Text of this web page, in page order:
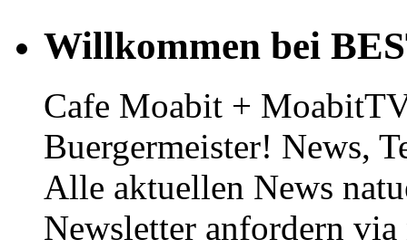
Willkommen bei
Cafe Moabit +
Buergermeister! News,
Alle aktuellen News
Newsletter anfordern